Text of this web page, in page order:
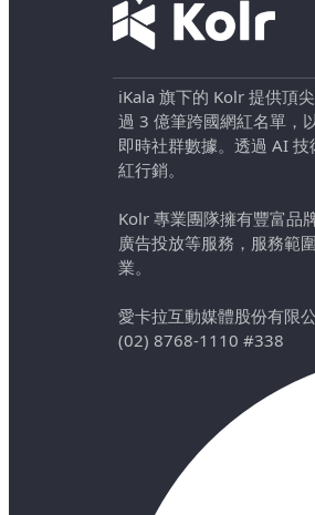
iKala 旗下的 Kolr 提供頂
過 3 億筆跨國網紅名單，
即時社群數據。透過 AI
紅行銷。
Kolr 專業團隊擁有豐富品
廣告投放等服務，服務範
業。
愛卡拉互動媒體股份有限
(02) 8768-1110 #338